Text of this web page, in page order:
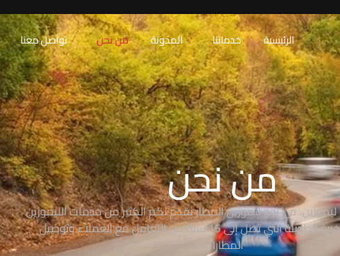
الرئيسية خدماتنا المدونة من نحن تواصل معنا
من نحن
من نحن في RAW ليموزين، في روو ليموزين المطار نقدم لكم الكثير من خدمات الليموزين
في مصر، مع الخبرة الطويلة التي تصل إلى 15 سنة من التعامل مع العملاء وتوصيل
المطارات.